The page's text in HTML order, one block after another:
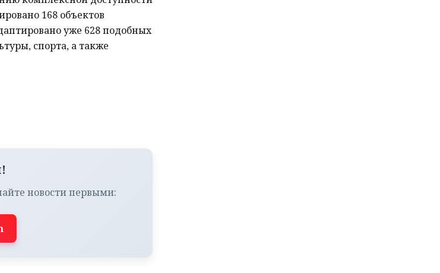
168 объектов
уже 628 подобных
спорта, а также
новости первыми: